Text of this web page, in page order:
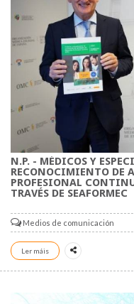
N.P. - MÉDICOS Y
RECONOCIMIENTO DE
PROFESIONAL
TRAVÉS DE SEAFORMEC
Medios de comunicación
Ler máis